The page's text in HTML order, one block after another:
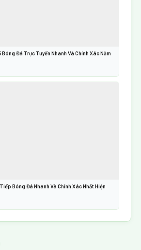
Đá Trực Tuyến Nhanh Và Chính Xác Năm
Bóng Đá Nhanh Và Chính Xác Nhất Hiện